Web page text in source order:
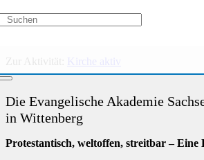
Kurs nicht verfügbar
Zur Aktivität:Am Gartenzaun –
Die Evangelische Akademie
in Wittenberg
Protestantisch, weltoffen, streitbar – Eine